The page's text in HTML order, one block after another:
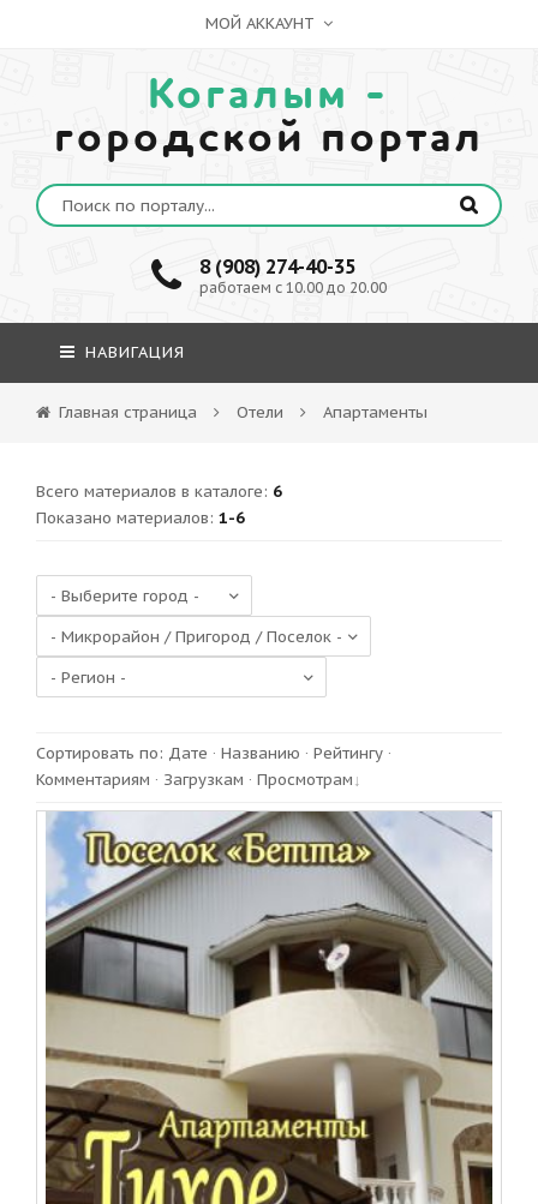
МОЙ АККАУНТ
Когалым -
городской портал
8 (908) 274-40-35
работаем с 10.00 до 20.00
НАВИГАЦИЯ
Главная страница Отели Апартаменты
Всего материалов в каталоге: 6
Показано материалов: 1-6
Сортировать по: Дате · Названию · Рейтингу ·
Комментариям · Загрузкам · Просмотрам